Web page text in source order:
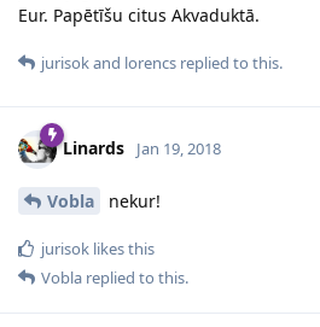
Eur. Papētīšu citus Akvaduktā.
jurisokand lorencs replied to this.
Linards Jan 19, 2018
Vobla nekur!
jurisok likes this
Vobla replied to this.